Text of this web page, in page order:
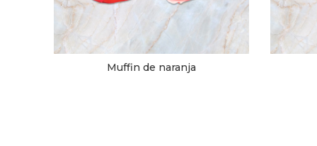
Muffin de naranja